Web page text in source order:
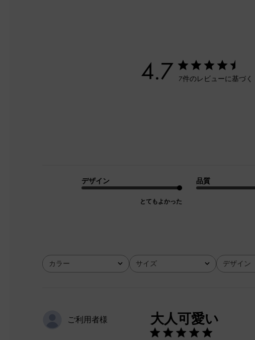
4.7 7件のレビューに基づく
デザイン
とてもよかった
品質
カラー
全て サイズ
全て デザイン
全て
ご利用者様 大人可愛い